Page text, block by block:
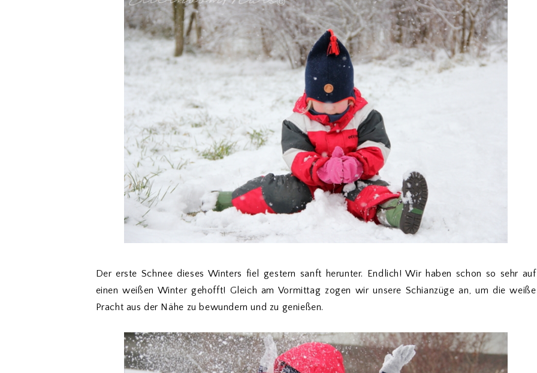
Der erste Schnee dieses Winters fiel gestern sanft herunter. Endlich! Wir haben schon so sehr auf
einen weißen Winter gehofft! Gleich am Vormittag zogen wir unsere Schianzüge an, um die weiße
Pracht aus der Nähe zu bewundern und zu genießen.